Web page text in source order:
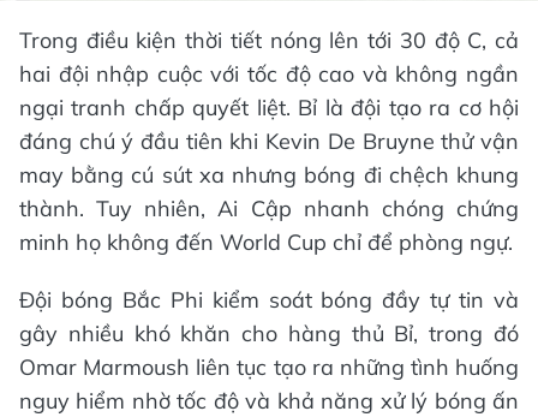
Trong điều kiện thời tiết nóng lên tới 30 độ C, cả
hai đội nhập cuộc với tốc độ cao và không ngần
ngại tranh chấp quyết liệt. Bỉ là đội tạo ra cơ hội
đáng chú ý đầu tiên khi Kevin De Bruyne thử vận
may bằng cú sút xa nhưng bóng đi chệch khung
thành. Tuy nhiên, Ai Cập nhanh chóng chứng
minh họ không đến World Cup chỉ để phòng ngự.
Đội bóng Bắc Phi kiểm soát bóng đầy tự tin và
gây nhiều khó khăn cho hàng thủ Bỉ, trong đó
Omar Marmoush liên tục tạo ra những tình huống
nguy hiểm nhờ tốc độ và khả năng xử lý bóng ấn